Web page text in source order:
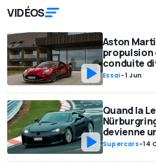
VIDÉOS
Aston
propulsion
conduite
Essai-1 Jun
Quand la
devienne
Supercars-14